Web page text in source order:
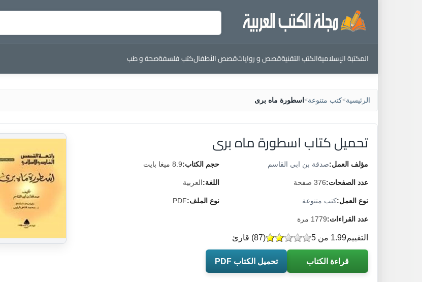
المكتبة الإسلاميةالكتب التقنيةقصص و رواياتقصص الأطفالكتب فلسفةصحة و طب
الرئيسية>كتب متنوعة> اسطورة ماه برى
تحميل كتاب اسطورة ماه برى
مؤلف العمل:صدقة بن ابي القاسم حجم الكتاب:8.9 ميغا بايت
عدد الصفحات:376 صفحة اللغة:العربية
نوع العمل:كتب متنوعة نوع الملف:PDF
عدد القراءات:1779 مرة
التقييم (
87) قارئ 1.99 من 5
قراءة الكتاب تحميل الكتاب PDF